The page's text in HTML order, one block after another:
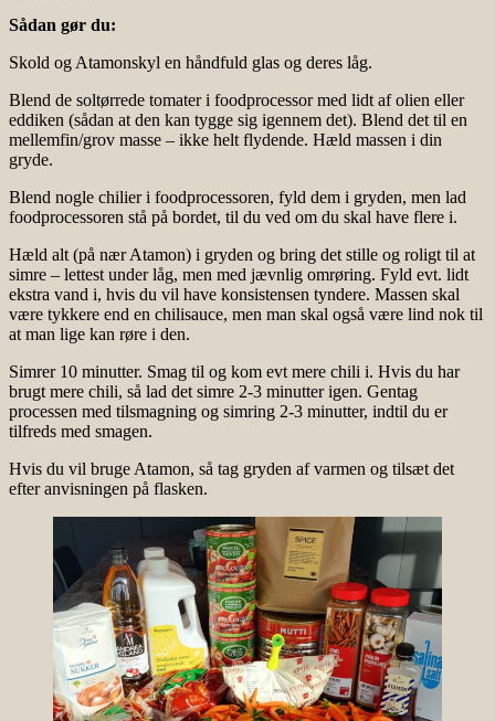
Sådan gør du:
Skold og Atamonskyl en håndfuld glas og deres låg.
Blend de soltørrede tomater i foodprocessor med lidt af olien eller
eddiken (sådan at den kan tygge sig igennem det). Blend det til en
mellemfin/grov masse – ikke helt flydende. Hæld massen i din
gryde.
Blend nogle chilier i foodprocessoren, fyld dem i gryden, men lad
foodprocessoren stå på bordet, til du ved om du skal have flere i.
Hæld alt (på nær Atamon) i gryden og bring det stille og roligt til at
simre – lettest under låg, men med jævnlig omrøring. Fyld evt. lidt
ekstra vand i, hvis du vil have konsistensen tyndere. Massen skal
være tykkere end en chilisauce, men man skal også være lind nok til
at man lige kan røre i den.
Simrer 10 minutter. Smag til og kom evt mere chili i. Hvis du har
brugt mere chili, så lad det simre 2-3 minutter igen. Gentag
processen med tilsmagning og simring 2-3 minutter, indtil du er
tilfreds med smagen.
Hvis du vil bruge Atamon, så tag gryden af varmen og tilsæt det
efter anvisningen på flasken.